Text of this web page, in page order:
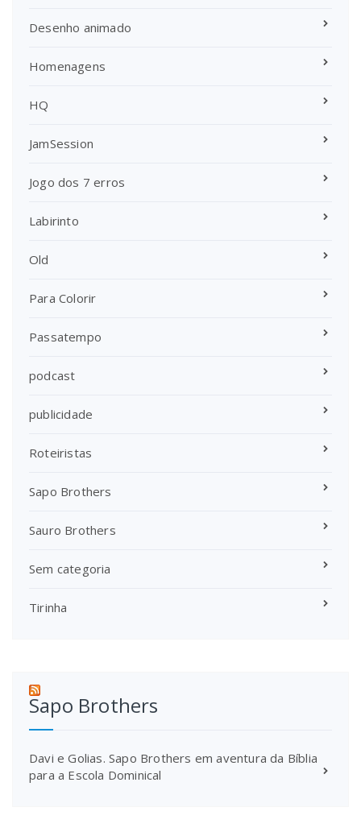
Desenho animado
Homenagens
HQ
JamSession
Jogo dos 7 erros
Labirinto
Old
Para Colorir
Passatempo
podcast
publicidade
Roteiristas
Sapo Brothers
Sauro Brothers
Sem categoria
Tirinha
Sapo Brothers
Davi e Golias. Sapo Brothers em aventura da Bíblia
para a Escola Dominical